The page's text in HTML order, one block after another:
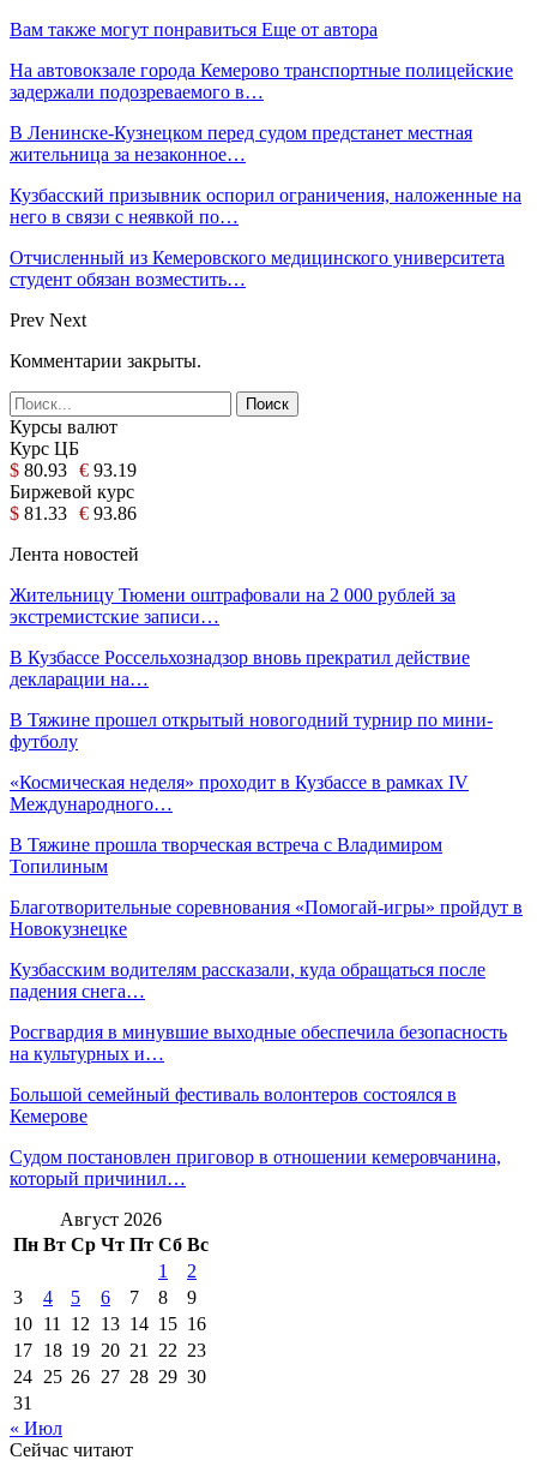
Вам также могут понравиться Еще от автора
На автовокзале города Кемерово транспортные полицейские
задержали подозреваемого в…
В Ленинске-Кузнецком перед судом предстанет местная
жительница за незаконное…
Кузбасский призывник оспорил ограничения, наложенные на
него в связи с неявкой по…
Отчисленный из Кемеровского медицинского университета
студент обязан возместить…
Prev Next
Комментарии закрыты.
Курсы валют
Курс ЦБ
$ 80.93 € 93.19
Биржевой курс
$ 81.33 € 93.86
Лента новостей
Жительницу Тюмени оштрафовали на 2 000 рублей за
экстремистские записи…
В Кузбассе Россельхознадзор вновь прекратил действие
декларации на…
В Тяжине прошел открытый новогодний турнир по мини-
футболу
«Космическая неделя» проходит в Кузбассе в рамках IV
Международного…
В Тяжине прошла творческая встреча с Владимиром
Топилиным
Благотворительные соревнования «Помогай-игры» пройдут в
Новокузнецке
Кузбасским водителям рассказали, куда обращаться после
падения снега…
Росгвардия в минувшие выходные обеспечила безопасность
на культурных и…
Большой семейный фестиваль волонтеров состоялся в
Кемерове
Судом постановлен приговор в отношении кемеровчанина,
который причинил…
Август 2026
Пн Вт Ср Чт Пт Сб Вс
1
2
3
4 5 6 7 8
9
10 11 12 13 14 15 16
17 18 19 20 21 22 23
24 25 26 27 28 29 30
31
« Июл
Сейчас читают